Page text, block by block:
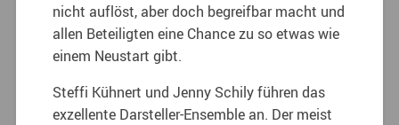
nicht auflöst, aber doch begreifbar macht und
allen Beteiligten eine Chance zu so etwas wie
einem Neustart gibt.
Steffi Kühnert und Jenny Schily führen das
exzellente Darsteller-Ensemble an. Der meist